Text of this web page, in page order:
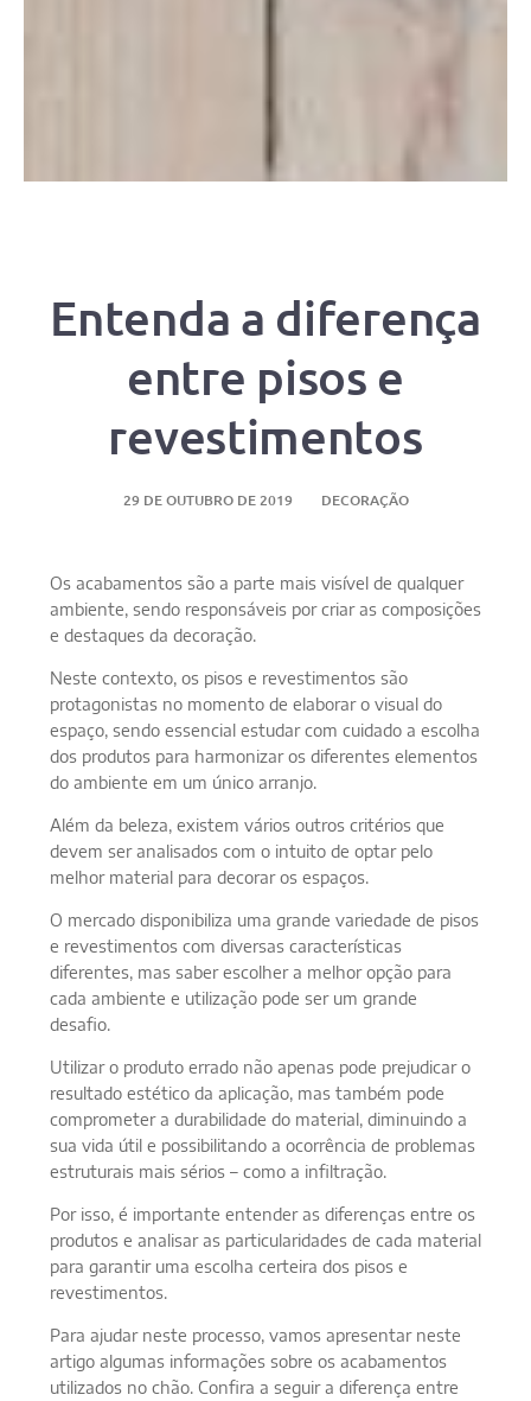
Entenda a diferença
entre pisos e
revestimentos
29 DE OUTUBRO DE 2019 DECORAÇÃO
Os acabamentos são a parte mais visível de qualquer
ambiente, sendo responsáveis por criar as composições
e destaques da decoração.
Neste contexto, os pisos e revestimentos são
protagonistas no momento de elaborar o visual do
espaço, sendo essencial estudar com cuidado a escolha
dos produtos para harmonizar os diferentes elementos
do ambiente em um único arranjo.
Além da beleza, existem vários outros critérios que
devem ser analisados com o intuito de optar pelo
melhor material para decorar os espaços.
O mercado disponibiliza uma grande variedade de pisos
e revestimentos com diversas características
diferentes, mas saber escolher a melhor opção para
cada ambiente e utilização pode ser um grande
desafio.
Utilizar o produto errado não apenas pode prejudicar o
resultado estético da aplicação, mas também pode
comprometer a durabilidade do material, diminuindo a
sua vida útil e possibilitando a ocorrência de problemas
estruturais mais sérios – como a infiltração.
Por isso, é importante entender as diferenças entre os
produtos e analisar as particularidades de cada material
para garantir uma escolha certeira dos pisos e
revestimentos.
Para ajudar neste processo, vamos apresentar neste
artigo algumas informações sobre os acabamentos
utilizados no chão. Confira a seguir a diferença entre